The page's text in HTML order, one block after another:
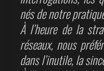
nés de notre
À l’heure de la
réseaux, nous
dans l’inutile, la